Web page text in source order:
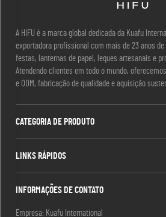
A HIFU é a marca global dedicada da Kuafu
exportadora profissional com mais de 23 anos
festas, lanternas de papel, leques artesanais e
Atendendo clientes em todo o mundo,
e ODM, fabricação de qualidade e aquisição
CATEGORIA DE PRODUTO
LINKS RÁPIDOS
INFORMAÇÕES DE CONTATO
Empresa: Kuafu International